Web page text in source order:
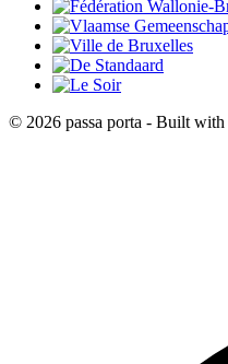
© 2026 passa porta - Built with